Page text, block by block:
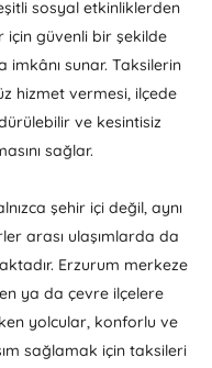
sosyal etkinliklerden
için güvenli bir şekilde
imkânı sunar. Taksilerin
hizmet vermesi, ilçede
ve kesintisiz
sağlar.
şehir içi değil, aynı
arası ulaşımlarda da
Erzurum merkeze
ya da çevre ilçelere
yolcular, konforlu ve
sağlamak için taksileri